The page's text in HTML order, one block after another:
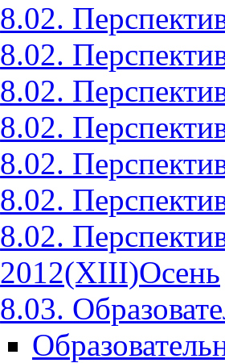
8.02.
8.02.
8.02.
8.02.
8.02.
8.02.
8.02.
2012(XIII)Осень
8.03.